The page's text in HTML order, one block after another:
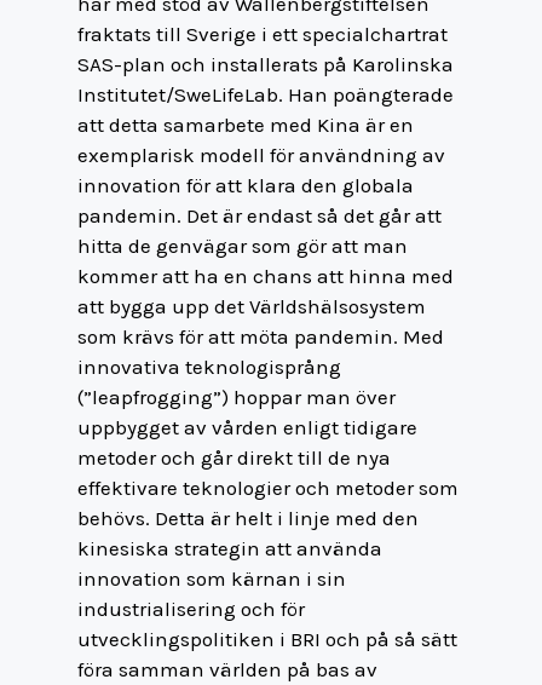
fraktats till Sverige i ett specialchartrat
SAS-plan och installerats på Karolinska
Institutet/SweLifeLab. Han poängterade
att detta samarbete med Kina är en
exemplarisk modell för användning av
innovation för att klara den globala
pandemin. Det är endast så det går att
hitta de genvägar som gör att man
kommer att ha en chans att hinna med
att bygga upp det Världshälsosystem
som krävs för att möta pandemin. Med
innovativa teknologisprång
(”leapfrogging”) hoppar man över
uppbygget av vården enligt tidigare
metoder och går direkt till de nya
effektivare teknologier och metoder som
behövs. Detta är helt i linje med den
kinesiska strategin att använda
innovation som kärnan i sin
industrialisering och för
utvecklingspolitiken i BRI och på så sätt
föra samman världen på bas av